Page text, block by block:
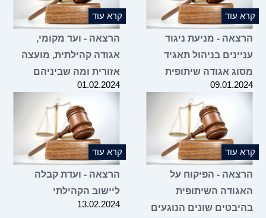
קרא עוד
הרצאה - מניעת ניגוד
עניינים בניהול תאגיד
מסוג אגודה שיתופית
09.01.2024
קרא עוד
הרצאה - ועד מקומי,
אגודה קהילתית, מועצה
אזורית ומה שביניהם
01.02.2024
קרא עוד
הרצאה - הפיקוח על
האגודה השיתופית
בהיבטים שונים הנוגעים
קרא עוד
הרצאה - ועדת קבלה
ליישוב הקהילתי
13.02.2024